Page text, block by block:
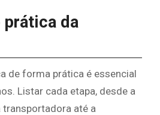
prática da
de forma prática é essencial
Listar cada etapa, desde a
até a